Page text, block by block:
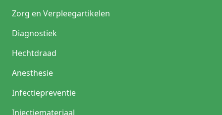
Zorg en Verpleegartikelen
Diagnostiek
Hechtdraad
Anesthesie
Infectiepreventie
Injectiemateriaal